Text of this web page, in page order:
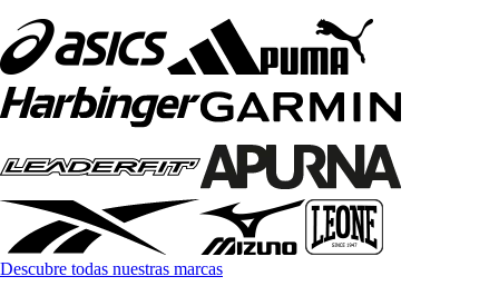
Descubre todas nuestras marcas